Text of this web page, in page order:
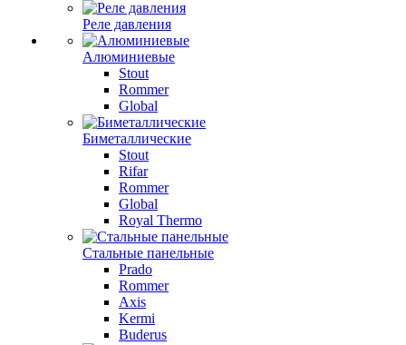
Реле давления
Алюминиевые
Stout
Rommer
Global
Биметаллические
Stout
Rifar
Rommer
Global
Royal Thermo
Стальные панельные
Prado
Rommer
Axis
Kermi
Buderus